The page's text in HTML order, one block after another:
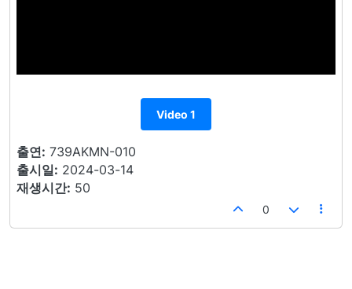
Video 1
출연: 739AKMN-010
출시일: 2024-03-14
재생시간: 50
0